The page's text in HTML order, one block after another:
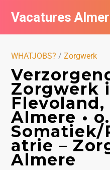
Vacatures
WHATJOBS? /Zorgwerk
Zorgwerk
Almere •
Somatiek/
atrie –
Almere
Vacatures per bedrijf
De populairste vacatures
Nieuwsbrief feed